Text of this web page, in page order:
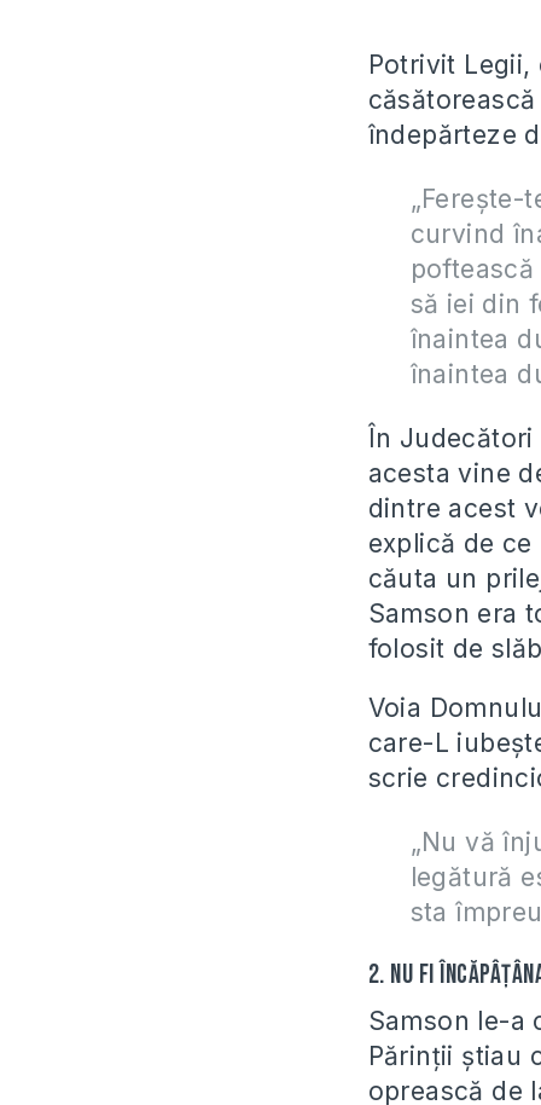
Potrivit
îndepărteze
curvind
să iei din
înaintea
înaintea
În Judecători
acesta vine
dintre acest
explică de ce
căuta un
Samson era
folosit de
Voia
care-L
scrie
„Nu vă
legătură
sta
2. Nu fi
Samson le-a
Părinții știau
oprească de